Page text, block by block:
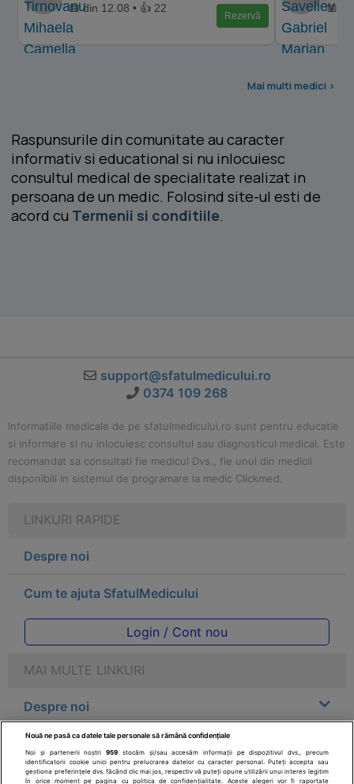
📅 din 12.08 • 👍 22
Rezervă
📅
Mai multi medici >
Raspunsurile din comunitate au caracter
informativ si educational si nu inlocuiesc
consultul medical de specialitate realizat in
persoana de un medic. Folosind site-ul esti de
acord cu Termenii si conditiile.
support@sfatulmedicului.ro
0374 109 268
Informatiile medicale de pe sfatulmedicului.ro sunt pentru educatie
si informare si nu inlocuiesc consultul sau diagnosticul medical. Este
recomandat sa consultati fie medicul Dvs., fie unul din medicii
disponibili in sistemul de programare la medic Clickmed.
LINKURI RAPIDE
Despre noi
Cum te ajuta SfatulMedicului
Login / Cont nou
MAI MULTE LINKURI
Despre noi
Legal
Drepturile consumatorului
Nouă ne pasă ca datele tale personale să rămână confidențiale
Noi și partenerii noștri959 stocăm și/sau accesăm informații pe dispozitivul dvs., precum
identificatorii cookie unici pentru prelucrarea datelor cu caracter personal. Puteți accepta sau
gestiona preferințele dvs. făcând clic mai jos, respectiv vă puteți opune utilizării unui interes legitim
în orice moment pe pagina cu politica de confidențialitate. Aceste alegeri vor fi raportate